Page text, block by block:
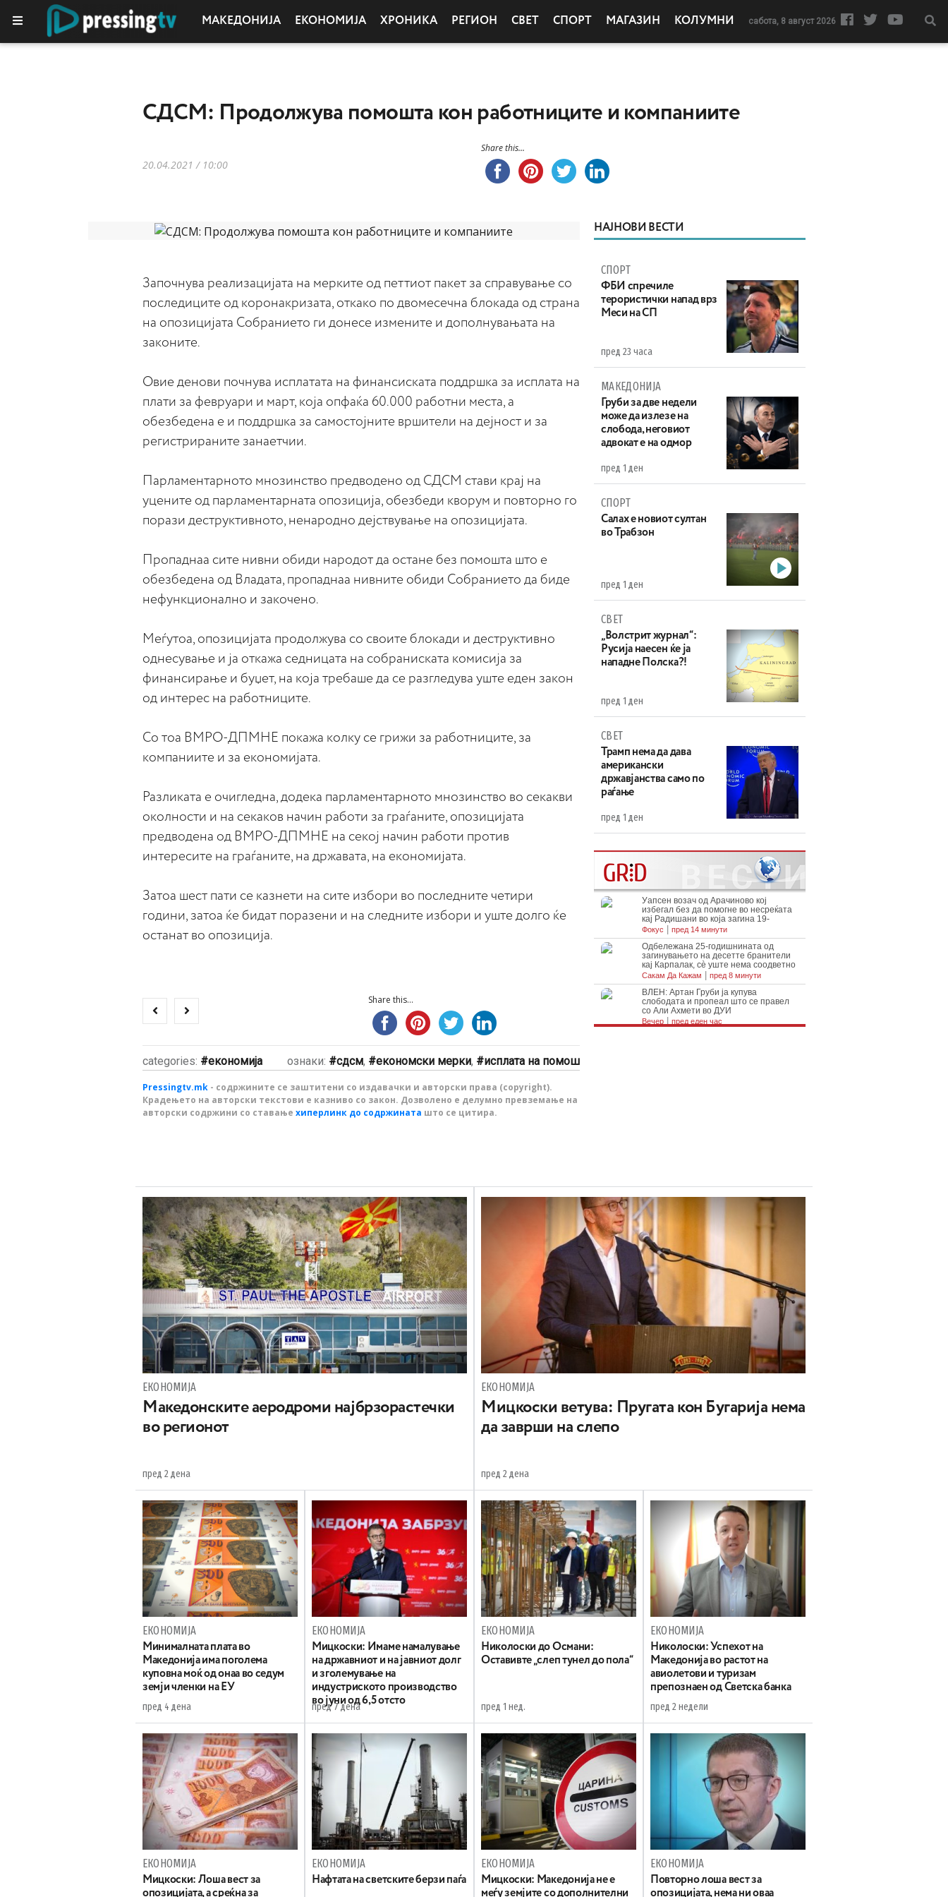
МАКЕДОНИЈА ЕКОНОМИЈА ХРОНИКА РЕГИОН СВЕТ СПОРТ МАГАЗИН КОЛУМНИ сабота, 8 август 2026
СДСМ: Продолжува помошта кон работниците и компаниите
20.04.2021 / 10:00
Share this...
Започнува реализацијата на мерките од петтиот пакет за справување со
последиците од коронакризата, откако по двомесечна блокада од страна
на опозицијата Собранието ги донесе измените и дополнувањата на
законите.
Овие денови почнува исплатата на финансиската поддршка за исплата на
плати за февруари и март, која опфаќа 60.000 работни места, а
обезбедена е и поддршка за самостојните вршители на дејност и за
регистрираните занаетчии.
Парламентарното мнозинство предводено од СДСМ стави крај на
уцените од парламентарната опозиција, обезбеди кворум и повторно го
порази деструктивното, ненародно дејствување на опозицијата.
Пропаднаа сите нивни обиди народот да остане без помошта што е
обезбедена од Владата, пропаднаа нивните обиди Собранието да биде
нефункционално и закочено.
Меѓутоа, опозицијата продолжува со своите блокади и деструктивно
однесување и ја откажа седницата на собраниската комисија за
финансирање и буџет, на која требаше да се разгледува уште еден закон
од интерес на работниците.
Со тоа ВМРО-ДПМНЕ покажа колку се грижи за работниците, за
компаниите и за економијата.
Разликата е очигледна, додека парламентарното мнозинство во секакви
околности и на секаков начин работи за граѓаните, опозицијата
предводена од ВМРО-ДПМНЕ на секој начин работи против
интересите на граѓаните, на државата, на економијата.
Затоа шест пати се казнети на сите избори во последните четири
години, затоа ќе бидат поразени и на следните избори и уште долго ќе
останат во опозиција.
Share this...
categories: економија ознаки: сдсм, економски мерки, исплата на помош
Pressingtv.mk - содржините се заштитени со издавачки и авторски права (copyright).
Крадењето на авторски текстови е казниво со закон. Дозволено е делумно превземање на
авторски содржини со ставање хиперлинк до содржината што се цитира.
НАЈНОВИ ВЕСТИ
СПОРТ
ФБИ спречиле
терористички напад врз
Меси на СП
пред 23 часа
МАКЕДОНИЈА
Груби за две недели
може да излезе на
слобода, неговиот
адвокат е на одмор
пред 1 ден
СПОРТ
Салах е новиот султан
во Трабзон
пред 1 ден
СВЕТ
„Волстрит журнал“:
Русија наесен ќе ја
нападне Полска?!
пред 1 ден
СВЕТ
Трамп нема да дава
американски
државјанства само по
раѓање
пред 1 ден
ЕКОНОМИЈА
Maкедонските аеродроми најбрзорастечки
во регионот
пред 2 дена
ЕКОНОМИЈА
Mицкоски ветува: Пругата кон Бугарија нема
да заврши на слепо
пред 2 дена
ЕКОНОМИЈА
Минималната плата во
Македонија има поголема
куповна моќ од онаа во седум
земји членки на ЕУ
пред 4 дена
ЕКОНОМИЈА
Mицкоски: Имаме намалување
на државниот и на јавниот долг
и зголемување на
индустриското производство
во јуни од 6,5 отсто
пред 7 дена
ЕКОНОМИЈА
Николоски до Османи:
Oставивте „слеп тунел до пола“
пред 1 нед.
ЕКОНОМИЈА
Николоски: Успехот на
Македонија во растот на
авиолетови и туризам
препознаен од Светска банка
пред 2 недели
ЕКОНОМИЈА
Мицкоски: Лоша вест за
опозицијата, а среќна за
ЕКОНОМИЈА
Нафтата на светските берзи паѓа
ЕКОНОМИЈА
Мицкоски: Македонија не е
меѓу земјите со дополнителни
ЕКОНОМИЈА
Повторно лоша вест за
опозицијата, нема ни оваа